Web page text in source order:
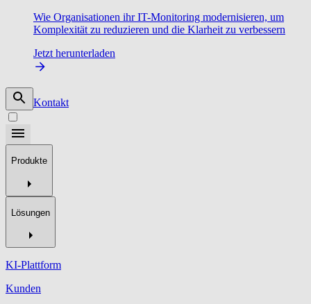
Wie Organisationen ihr IT-Monitoring modernisieren, um
Komplexität zu reduzieren und die Klarheit zu verbessern
Jetzt herunterladen
Kontakt
Produkte
Lösungen
KI-Plattform
Kunden